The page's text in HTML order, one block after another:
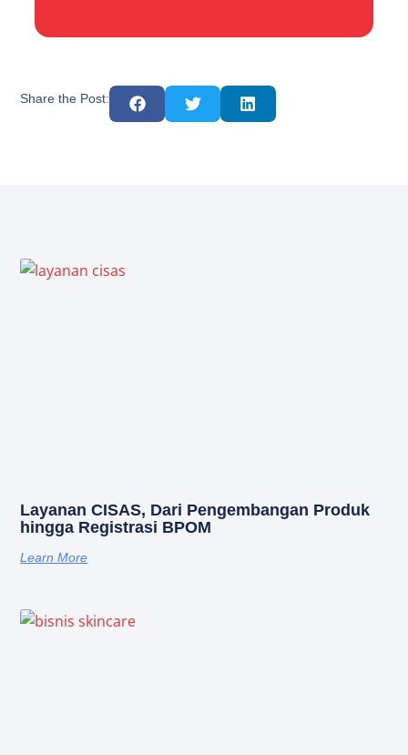
Share the Post:
Layanan CISAS, Dari Pengembangan Produk
hingga Registrasi BPOM
Learn More